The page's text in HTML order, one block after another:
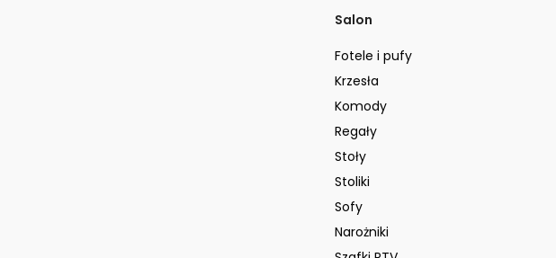
Salon
Fotele i pufy
Krzesła
Komody
Regały
Stoły
Stoliki
Sofy
Narożniki